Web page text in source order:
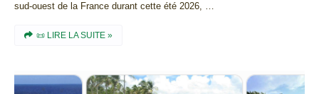
sud-ouest de la France durant cette été 2026, …
📜 LIRE LA SUITE »